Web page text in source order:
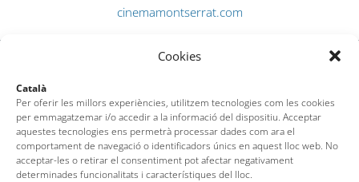
Cookies
Català
Per oferir les millors experiències, utilitzem tecnologies com les cookies
per emmagatzemar i/o accedir a la informació del dispositiu. Acceptar
aquestes tecnologies ens permetrà processar dades com ara el
comportament de navegació o identificadors únics en aquest lloc web. No
acceptar-les o retirar el consentiment pot afectar negativament
determinades funcionalitats i característiques del lloc.
cinemamontserrat.com
Oficina de Turismo de Tossa de Mar